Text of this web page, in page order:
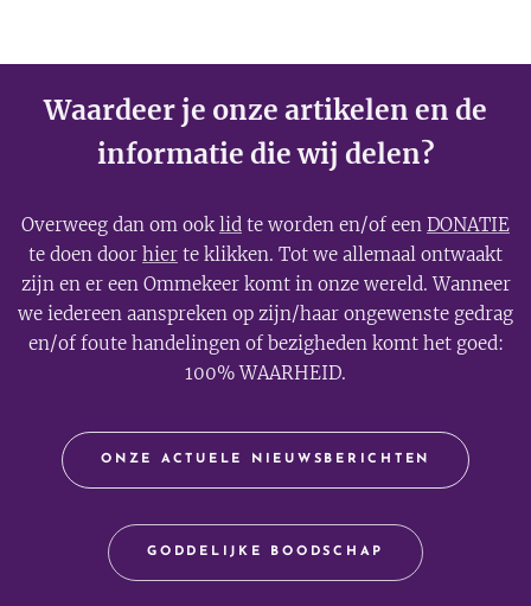
Waardeer je onze artikelen en de
informatie die wij delen?
Overweeg dan om ooklid te worden en/of een DONATIE
te doen door hier te klikken. Tot we allemaal ontwaakt
zijn en er een Ommekeer komt in onze wereld. Wanneer
we iedereen aanspreken op zijn/haar ongewenste gedrag
en/of foute handelingen of bezigheden komt het goed:
100% WAARHEID.
ONZE ACTUELE NIEUWSBERICHTEN
GODDELIJKE BOODSCHAP